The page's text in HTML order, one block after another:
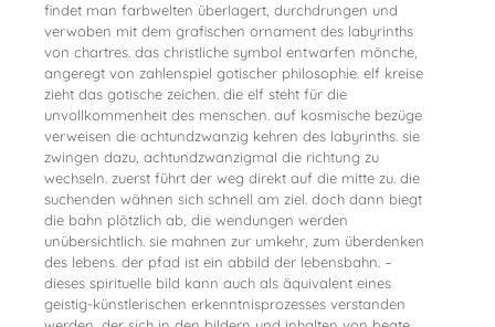
findet man farbwelten überlagert, durchdrungen und
verwoben mit dem grafischen ornament des labyrinths
von chartres. das christliche symbol entwarfen mönche,
angeregt von zahlenspiel gotischer philosophie. elf kreise
zieht das gotische zeichen. die elf steht für die
unvollkommenheit des menschen. auf kosmische bezüge
verweisen die achtundzwanzig kehren des labyrinths. sie
zwingen dazu, achtundzwanzigmal die richtung zu
wechseln. zuerst führt der weg direkt auf die mitte zu. die
suchenden wähnen sich schnell am ziel. doch dann biegt
die bahn plötzlich ab, die wendungen werden
unübersichtlich. sie mahnen zur umkehr, zum überdenken
des lebens. der pfad ist ein abbild der lebensbahn. –
dieses spirituelle bild kann auch als äquivalent eines
geistig-künstlerischen erkenntnisprozesses verstanden